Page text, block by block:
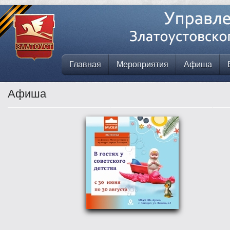
Главная Мероприятия Афиша
Афиша